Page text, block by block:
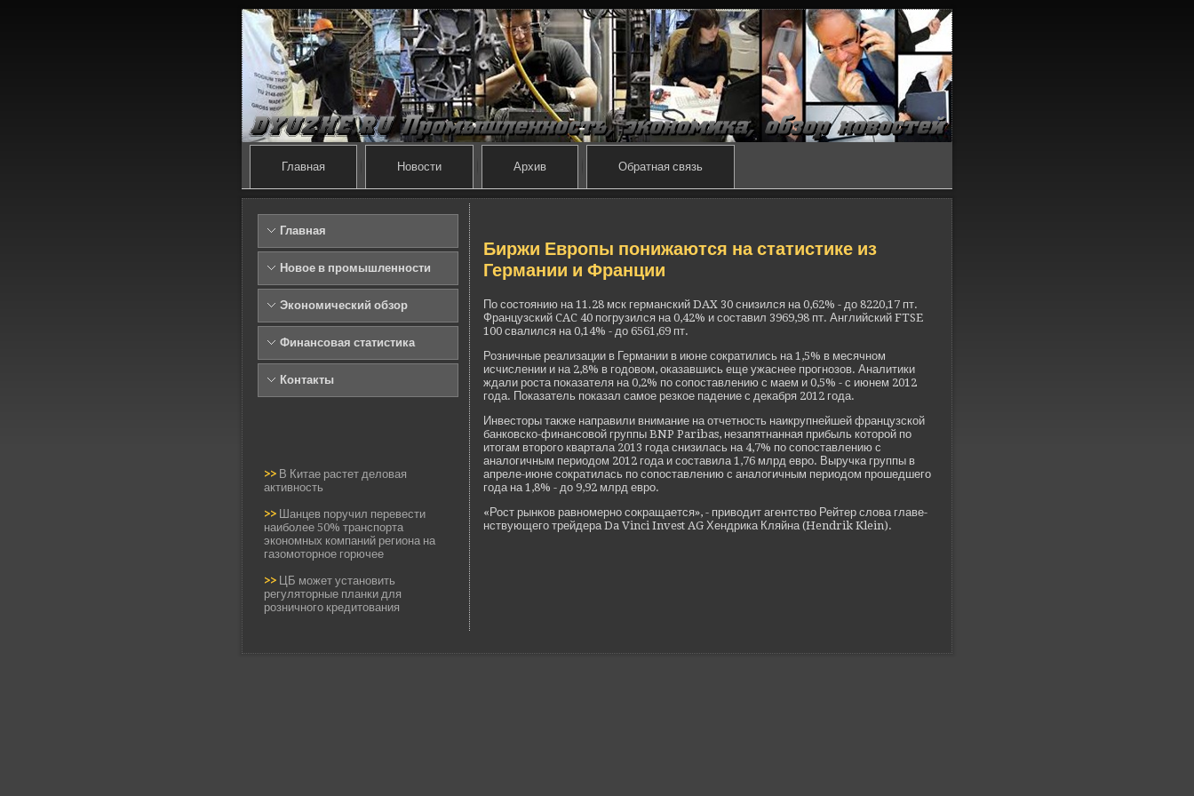
Главная Новости Архив Обратная связь
Главная
Новое в промышленности
Экономический обзор
Финансовая статистика
Контакты
>> В Китае растет деловая
активность
>> Шанцев поручил перевести
наиболее 50% транспорта
экономных компаний региона на
газомоторное горючее
>> ЦБ может установить
регуляторные планки для
розничного кредитования
Биржи Европы понижаются на статистике из
Германии и Франции
По состоянию на 11.28 мск германский DAX 30 снизился на 0,62% - до 8220,17 пт.
Французский CAC 40 погрузился на 0,42% и составил 3969,98 пт. Английский FTSE
100 свалился на 0,14% - до 6561,69 пт.
Розничные реализации в Германии в июне сократились на 1,5% в месячном
исчислении и на 2,8% в годовом, оказавшись еще ужаснее прогнозов. Аналитики
ждали роста показателя на 0,2% по сопоставлению с маем и 0,5% - с июнем 2012
года. Показатель показал самое резкое паде­ние с де­кабря 2012 года.
Инве­сторы также направили внимание на отчетность наикрупнейшей французской
банковско-финансовой группы BNP Paribas, незапятнанная прибыль которой по
итогам второго квартала 2013 года снизилась на 4,7% по сопоставлению с
аналогичным периодом 2012 года и составила 1,76 млрд евро. Выручка группы в
апреле-июне сократилась по сопоставлению с аналогичным периодом прошедшего
года на 1,8% - до 9,92 млрд евро.
«Рост рынков равномерно сокращается», - приводит агентство Рейтер слова главе­
нствующего трейде­ра Da Vinci Invest AG Хендрика Кляйна (Hendrik Klein).